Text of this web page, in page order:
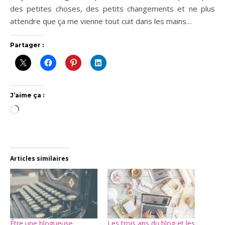
des petites choses, des petits changements et ne plus
attendre que ça me vienne tout cuit dans les mains…
Partager :
J’aime ça :
Chargement…
Articles similaires